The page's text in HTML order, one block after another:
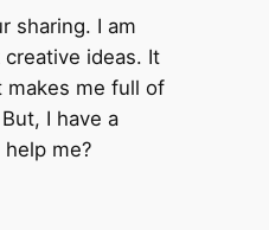
sharing. I am
ideas. It
makes me full of
I have a
me?